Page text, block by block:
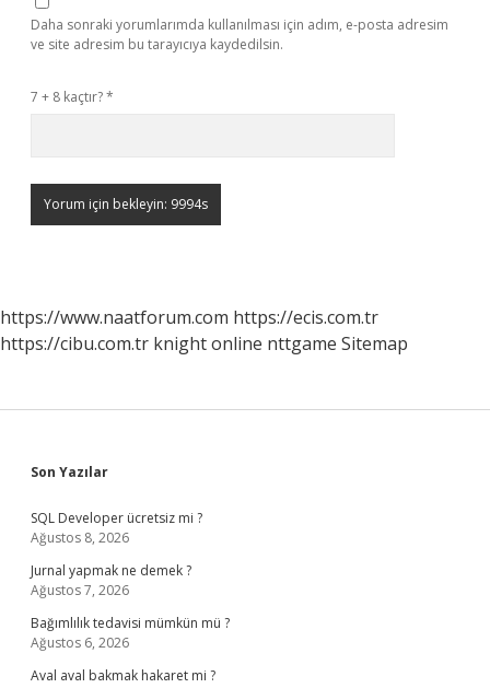
Daha sonraki yorumlarımda kullanılması için adım, e-posta adresim
ve site adresim bu tarayıcıya kaydedilsin.
7 + 8 kaçtır?*
https://www.naatforum.com https://ecis.com.tr
https://cibu.com.tr knight online nttgame Sitemap
Sidebar
Son Yazılar
SQL Developer ücretsiz mi ?
Ağustos 8, 2026
Jurnal yapmak ne demek ?
Ağustos 7, 2026
Bağımlılık tedavisi mümkün mü ?
Ağustos 6, 2026
Aval aval bakmak hakaret mi ?